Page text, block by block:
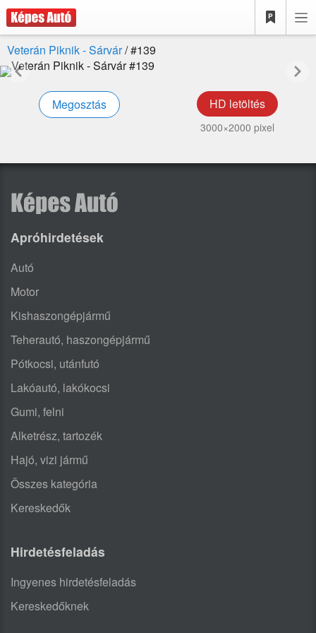
Veterán Piknik - Sárvár/ #139
HD letöltés
3000×2000 pixel
Megosztás
Apróhirdetések
Autó
Motor
Kishaszongépjármű
Teherautó, haszongépjármű
Pótkocsi, utánfutó
Lakóautó, lakókocsi
Gumi, felni
Alketrész, tartozék
Hajó, vizi jármű
Összes kategória
Kereskedők
Hirdetésfeladás
Ingyenes hirdetésfeladás
Kereskedőknek